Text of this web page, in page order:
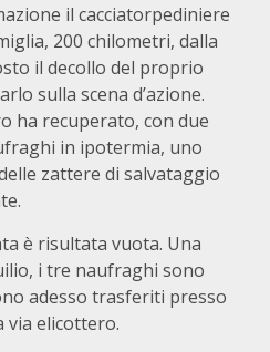
il cacciatorpediniere
200 chilometri, dalla
il decollo del proprio
sulla scena d’azione.
ha recuperato, con due
in ipotermia, uno
zattere di salvataggio
è risultata vuota. Una
i tre naufraghi sono
adesso trasferiti presso
via elicottero.